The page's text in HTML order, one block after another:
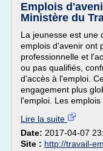
Emplois
Ministère du
La jeunesse est une
emplois d'avenir ont
professionnelle et
ou pas qualifiés,
d'accès à l'emploi.
engagement plus
l'emploi. Les emplois
Lire la suite
Date: 2017-04-07
Site : http://travail-